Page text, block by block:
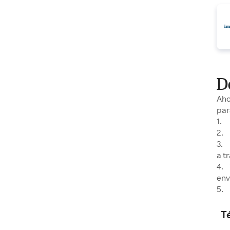
1.
2.
3.
a
4.
5.